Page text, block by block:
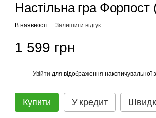
Настільна гра Форпост
В наявності Залишити відгук
1 599 грн
Увійти для відображення накопичувальної
Купити У кредит